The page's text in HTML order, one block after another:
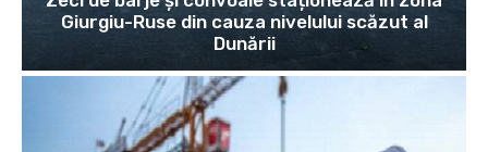
Giurgiu-Ruse din cauza nivelului scăzut al
Dunării